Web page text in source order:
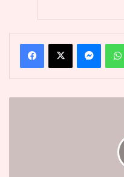
FacebookX